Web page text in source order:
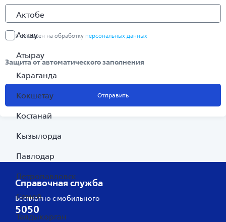
Актобе
Актау
Атырау
Караганда
Кокшетау
Костанай
Кызылорда
Павлодар
Петропавловск
Семей
Талдыкорган
Я согласен на обработку персональных данных
Защита от автоматического заполнения
Отправить
Справочная служба
Бесплатно с мобильного
5050